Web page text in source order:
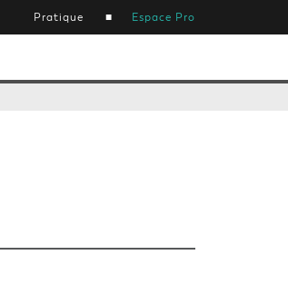
Pratique Espace Pro